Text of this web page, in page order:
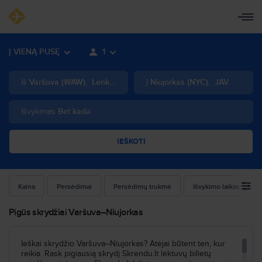
Į VIENĄ PUSĘ 1
Iš Varšuva (WAW), Lenkija Į Niujorkas (NYC), JAV
Išvykimas Bet kada
IEŠKOTI
Kaina Persėdimai Persėdimų trukmė Išvykimo laikas
Pigūs skrydžiai Varšuva–Niujorkas
Ieškai skrydžio Varšuva–Niujorkas? Atėjai būtent ten, kur
reikia. Rask pigiausią skrydį Skrendu.lt lėktuvų bilietų